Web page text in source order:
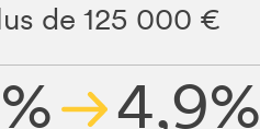
de 125 000 €
4,9%